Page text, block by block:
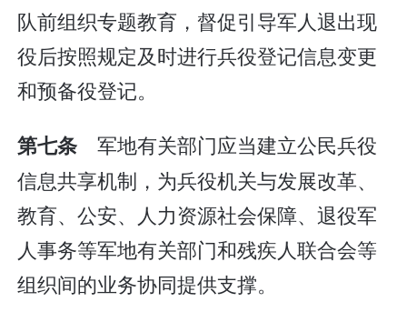
队前组织专题教育，督促引导军人退出现
役后按照规定及时进行兵役登记信息变更
和预备役登记。
第七条军地有关部门应当建立公民兵役
信息共享机制，为兵役机关与发展改革、
教育、公安、人力资源社会保障、退役军
人事务等军地有关部门和残疾人联合会等
组织间的业务协同提供支撑。